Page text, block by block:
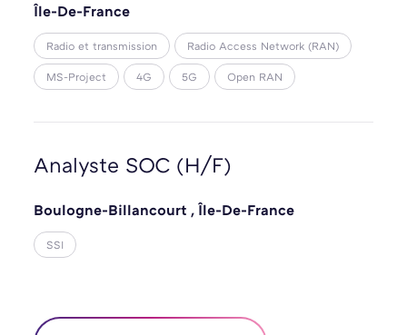
Île-De-France
Radio et transmission Radio Access Network (RAN)
MS-Project 4G 5G Open RAN
Analyste SOC (H/F)
Boulogne-Billancourt ,Île-De-France
SSI